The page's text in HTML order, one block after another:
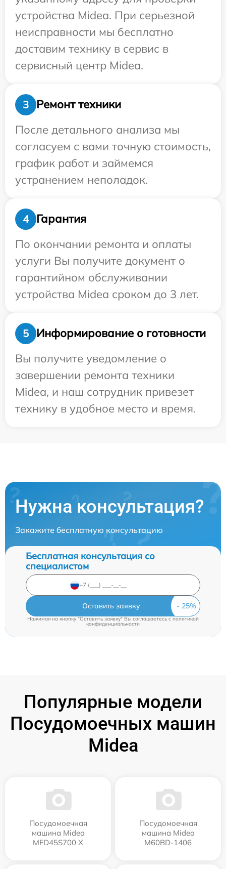
устройства Midea. При серьезной
неисправности мы бесплатно
доставим технику в сервис в
сервисный центр Midea.
3
Ремонт техники
После детального анализа мы
согласуем с вами точную стоимость,
график работ и займемся
устранением неполадок.
4
Гарантия
По окончании ремонта и оплаты
услуги Вы получите документ о
гарантийном обслуживании
устройства Midea сроком до 3 лет.
5
Информирование о готовности
Вы получите уведомление о
завершении ремонта техники
Midea, и наш сотрудник привезет
технику в удобное место и время.
Нужна консультация?
Закажите бесплатную консультацию
Бесплатная консультация со
специалистом
Оставить заявку
Нажимая на кнопку "Оставить заявку" Вы соглашаетесь cполитикой
конфиденциальности
Популярные модели
Посудомоечных машин
Midea
Посудомоечная
машина Midea
MFD45S700 X
Посудомоечная
машина Midea
M60BD-1406